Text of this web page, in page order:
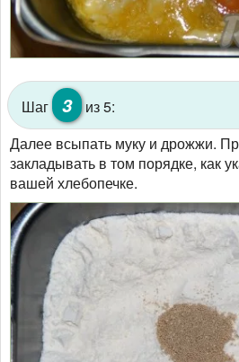
Шаг 3
из 5:
Далее всыпать муку и дрожжи.
закладывать в том порядке, как
вашей хлебопечке.